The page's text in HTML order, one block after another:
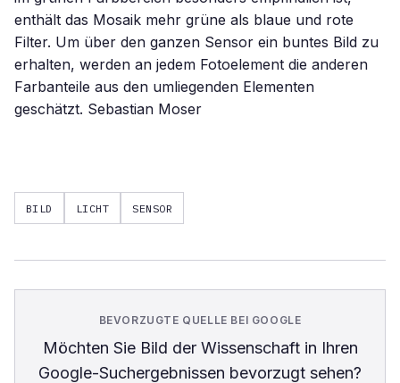
enthält das Mosaik mehr grüne als blaue und rote
Filter. Um über den ganzen Sensor ein buntes Bild zu
erhalten, werden an jedem Fotoelement die anderen
Farbanteile aus den umliegenden Elementen
geschätzt. Sebastian Moser
BILD LICHT SENSOR
BEVORZUGTE QUELLE BEI GOOGLE
Möchten Sie Bild der Wissenschaftin Ihren
Google-Suchergebnissen bevorzugt sehen?